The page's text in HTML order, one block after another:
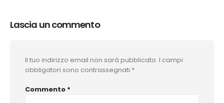
Lascia un commento
Il tuo indirizzo email non sarà pubblicato. I campi
obbligatori sono contrassegnati *
Commento *